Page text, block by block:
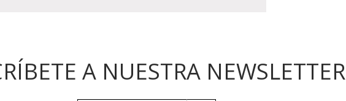
A NUESTRA NEWSLETTER